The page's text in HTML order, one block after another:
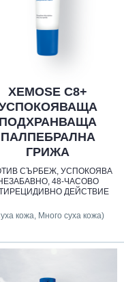
XEMOSE C8+
ПОДХРАНВАЩА
ПАЛПЕБРАЛНА
ГРИЖА
СЪРБЕЖ, УСПОКОЯВА
48-ЧАСОВО
ДЕЙСТВИЕ
кожа, Много суха кожа)